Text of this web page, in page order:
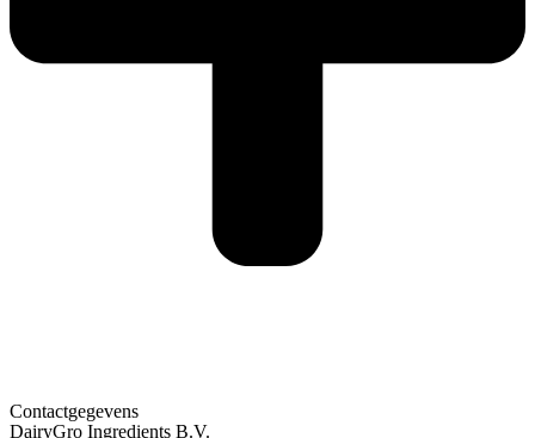
Contactgegevens
DairyGro Ingredients B.V.